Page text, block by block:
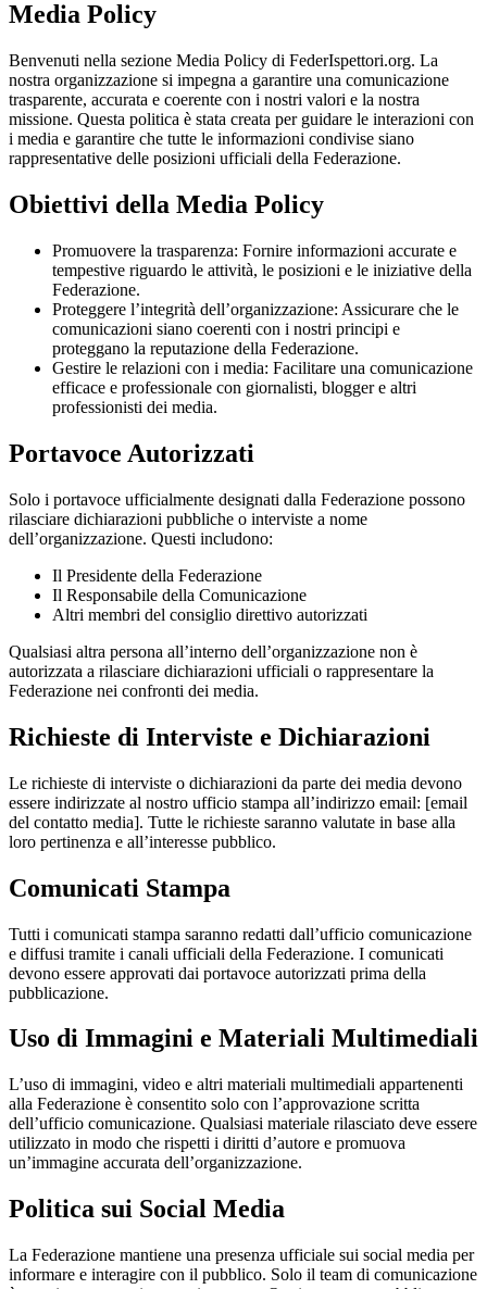
Media Policy
Benvenuti nella sezione Media Policy di FederIspettori.org. La
nostra organizzazione si impegna a garantire una comunicazione
trasparente, accurata e coerente con i nostri valori e la nostra
missione. Questa politica è stata creata per guidare le interazioni con
i media e garantire che tutte le informazioni condivise siano
rappresentative delle posizioni ufficiali della Federazione.
Obiettivi della Media Policy
Promuovere la trasparenza: Fornire informazioni accurate e
tempestive riguardo le attività, le posizioni e le iniziative della
Federazione.
Proteggere l’integrità dell’organizzazione: Assicurare che le
comunicazioni siano coerenti con i nostri principi e
proteggano la reputazione della Federazione.
Gestire le relazioni con i media: Facilitare una comunicazione
efficace e professionale con giornalisti, blogger e altri
professionisti dei media.
Portavoce Autorizzati
Solo i portavoce ufficialmente designati dalla Federazione possono
rilasciare dichiarazioni pubbliche o interviste a nome
dell’organizzazione. Questi includono:
Il Presidente della Federazione
Il Responsabile della Comunicazione
Altri membri del consiglio direttivo autorizzati
Qualsiasi altra persona all’interno dell’organizzazione non è
autorizzata a rilasciare dichiarazioni ufficiali o rappresentare la
Federazione nei confronti dei media.
Richieste di Interviste e Dichiarazioni
Le richieste di interviste o dichiarazioni da parte dei media devono
essere indirizzate al nostro ufficio stampa all’indirizzo email: [email
del contatto media]. Tutte le richieste saranno valutate in base alla
loro pertinenza e all’interesse pubblico.
Comunicati Stampa
Tutti i comunicati stampa saranno redatti dall’ufficio comunicazione
e diffusi tramite i canali ufficiali della Federazione. I comunicati
devono essere approvati dai portavoce autorizzati prima della
pubblicazione.
Uso di Immagini e Materiali Multimediali
L’uso di immagini, video e altri materiali multimediali appartenenti
alla Federazione è consentito solo con l’approvazione scritta
dell’ufficio comunicazione. Qualsiasi materiale rilasciato deve essere
utilizzato in modo che rispetti i diritti d’autore e promuova
un’immagine accurata dell’organizzazione.
Politica sui Social Media
La Federazione mantiene una presenza ufficiale sui social media per
informare e interagire con il pubblico. Solo il team di comunicazione